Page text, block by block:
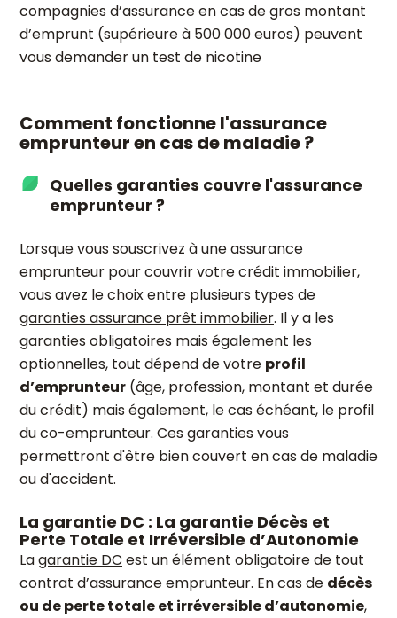
compagnies d’assurance en cas de gros montant
d’emprunt (supérieure à 500 000 euros) peuvent
vous demander un test de nicotine
Comment fonctionne l'assurance
emprunteur en cas de maladie ?
Quelles garanties couvre l'assurance
emprunteur ?
Lorsque vous souscrivez à une assurance
emprunteur pour couvrir votre crédit immobilier,
vous avez le choix entre plusieurs types de
garanties assurance prêt immobilier. Il y a les
garanties obligatoires mais également les
optionnelles, tout dépend de votre profil
d’emprunteur (âge, profession, montant et durée
du crédit) mais également, le cas échéant, le profil
du co-emprunteur. Ces garanties vous
permettront d'être bien couvert en cas de maladie
ou d'accident.
La garantie DC : La garantie Décès et
Perte Totale et Irréversible d’Autonomie
Lagarantie DC est un élément obligatoire de tout
contrat d’assurance emprunteur. En cas de décès
ou de perte totale et irréversible d’autonomie,